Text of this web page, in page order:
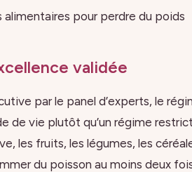
pour perdre du poids
validée
par le panel d’experts, le
vie plutôt qu’un régime
les fruits, les légumes, les
du poisson au moins deux